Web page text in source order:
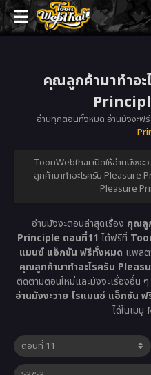
คุณลูกค้ามาทำอ
อ่านทุกตอนทั้งหมด อ่านมังงะฟรี
ToonWebthai เปิดให้อ่านมังงะ
ลูกค้ามาทำอะไรครับ Pleasure
Pleasure
อ่านมังงะตอนล่าสุดเรื่อง คุณลู
Principle ตอนที่11 ได้ฟรีที่
แมนซ์ แอ็กชัน ฟรีทั้งหมด แพลต
คุณลูกค้ามาทำอะไรครับ
ติดตามตอนใหม่และมังงะเรื่องอื่น ๆ
อ่านมังงะวาย โรแมนซ์ แอ็กชัน
ได้ในเม